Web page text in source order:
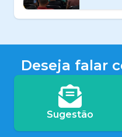
Deseja falar
Sugestão